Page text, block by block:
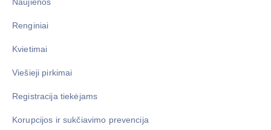
Naujienos
Renginiai
Kvietimai
Viešieji pirkimai
Registracija tiekėjams
Korupcijos ir sukčiavimo prevencija